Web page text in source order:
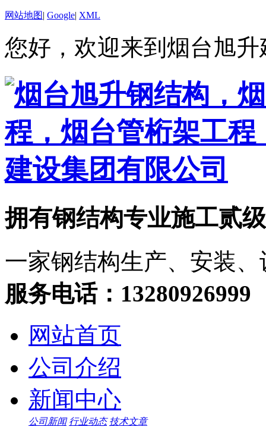
网站地图| Google| XML
您好，欢迎来到烟台旭
拥有钢结构专业施工贰
一家钢结构生产、安装
服务电话：13280926999
网站首页
公司介绍
新闻中心
公司新闻 行业动态 技术文章